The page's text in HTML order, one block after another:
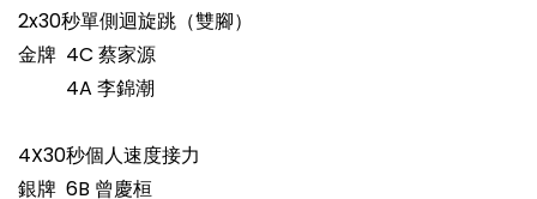
2x30秒單側迴旋跳（雙腳）
金牌 4C 蔡家源
4A 李錦潮
4X30秒個人速度接力
銀牌 6B 曾慶桓